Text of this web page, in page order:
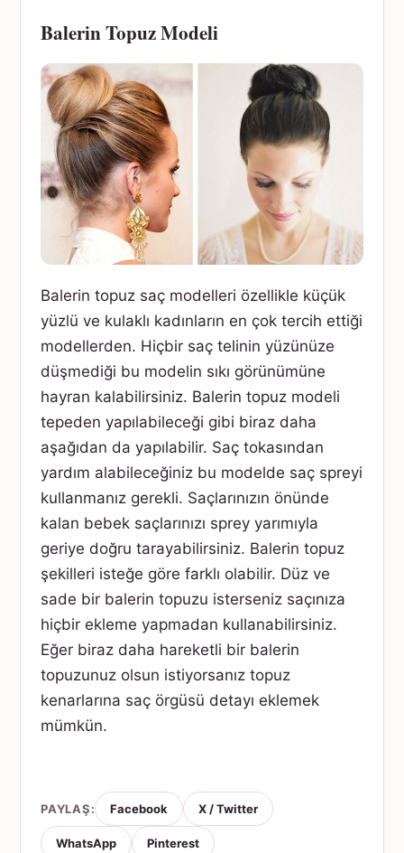
Balerin Topuz Modeli
Balerin topuz saç modelleri özellikle küçük
yüzlü ve kulaklı kadınların en çok tercih ettiği
modellerden. Hiçbir saç telinin yüzünüze
düşmediği bu modelin sıkı görünümüne
hayran kalabilirsiniz. Balerin topuz modeli
tepeden yapılabileceği gibi biraz daha
aşağıdan da yapılabilir. Saç tokasından
yardım alabileceğiniz bu modelde saç spreyi
kullanmanız gerekli. Saçlarınızın önünde
kalan bebek saçlarınızı sprey yarımıyla
geriye doğru tarayabilirsiniz. Balerin topuz
şekilleri isteğe göre farklı olabilir. Düz ve
sade bir balerin topuzu isterseniz saçınıza
hiçbir ekleme yapmadan kullanabilirsiniz.
Eğer biraz daha hareketli bir balerin
topuzunuz olsun istiyorsanız topuz
kenarlarına saç örgüsü detayı eklemek
mümkün.
PAYLAŞ: Facebook X / Twitter
WhatsApp Pinterest